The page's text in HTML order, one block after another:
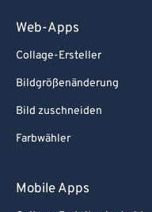
Web-Apps
Collage-Ersteller
Bildgrößenänderung
Bild zuschneiden
Farbwähler
Mobile Apps